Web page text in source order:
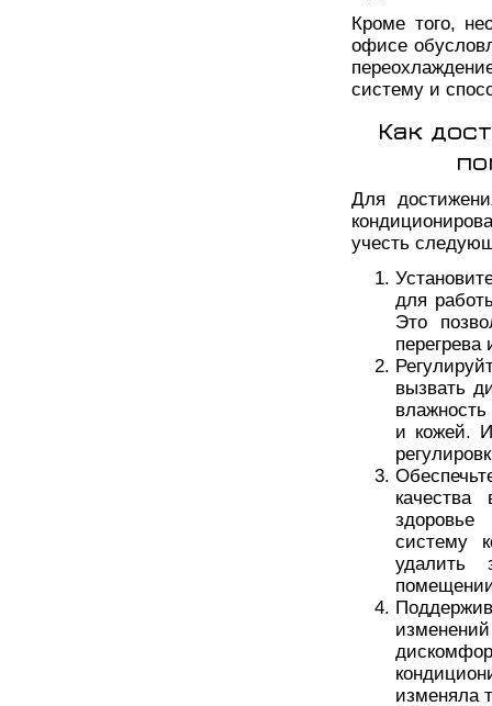
Кроме того,
офисе
систему и
Как
Для
учесть
для
Это
вызвать
и кожей.
здоровье
систему
удалить
изменяла